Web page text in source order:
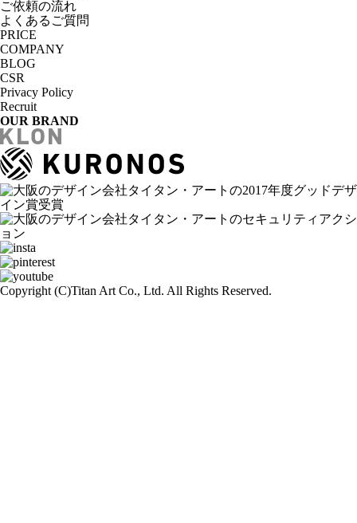
ご依頼の流れ
よくあるご質問
PRICE
COMPANY
BLOG
CSR
Privacy Policy
Recruit
OUR BRAND
Copyright (C)Titan Art Co., Ltd. All Rights Reserved.